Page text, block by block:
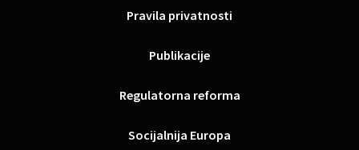
Pravila privatnosti
Publikacije
Regulatorna reforma
Socijalnija Europa